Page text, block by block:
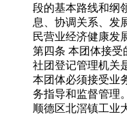
段的基本路线和纲
息、协调关系、发
民营业经济健康发
第四条 本团体接受
社团登记管理机关
本团体必须接受业
务指导和监督管理
顺德区北滘镇工业